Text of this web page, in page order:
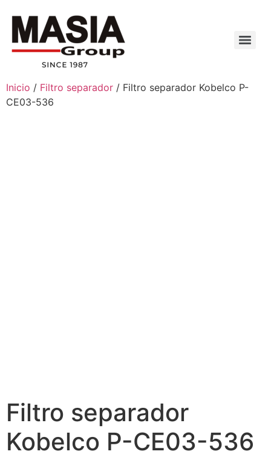
Inicio / Filtro separador / Filtro separador Kobelco P-
CE03-536
Filtro separador
Kobelco P-CE03-536